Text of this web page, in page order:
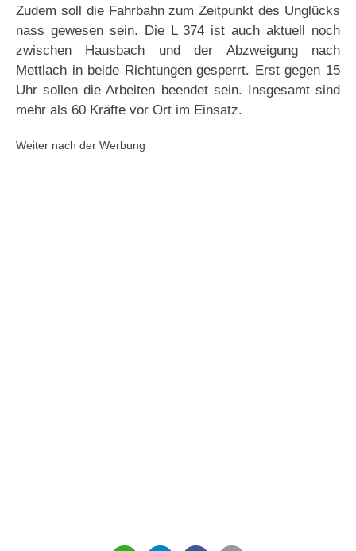
Zudem soll die Fahrbahn zum Zeitpunkt des Unglücks
nass gewesen sein. Die L 374 ist auch aktuell noch
zwischen Hausbach und der Abzweigung nach
Mettlach in beide Richtungen gesperrt. Erst gegen 15
Uhr sollen die Arbeiten beendet sein. Insgesamt sind
mehr als 60 Kräfte vor Ort im Einsatz.
Weiter nach der Werbung